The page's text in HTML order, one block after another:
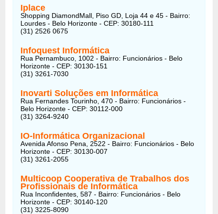
Iplace
Shopping DiamondMall, Piso GD, Loja 44 e 45 - Bairro:
Lourdes - Belo Horizonte - CEP: 30180-111
(31) 2526 0675
Infoquest Informática
Rua Pernambuco, 1002 - Bairro: Funcionários - Belo
Horizonte - CEP: 30130-151
(31) 3261-7030
Inovarti Soluções em Informática
Rua Fernandes Tourinho, 470 - Bairro: Funcionários -
Belo Horizonte - CEP: 30112-000
(31) 3264-9240
IO-Informática Organizacional
Avenida Afonso Pena, 2522 - Bairro: Funcionários - Belo
Horizonte - CEP: 30130-007
(31) 3261-2055
Multicoop Cooperativa de Trabalhos dos
Profissionais de Informática
Rua Inconfidentes, 587 - Bairro: Funcionários - Belo
Horizonte - CEP: 30140-120
(31) 3225-8090